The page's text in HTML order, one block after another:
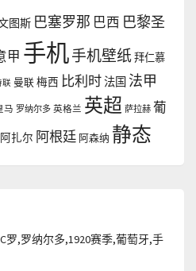
图斯 巴塞罗那 巴西 巴黎圣
甲 手机手机壁纸拜仁慕
联 曼联梅西 比利时法国 法甲
马 罗纳尔多 英格兰 英超 萨拉赫 葡
阿扎尔 阿根廷 阿森纳 静态
罗,罗纳尔多,1920赛季,葡萄牙,手